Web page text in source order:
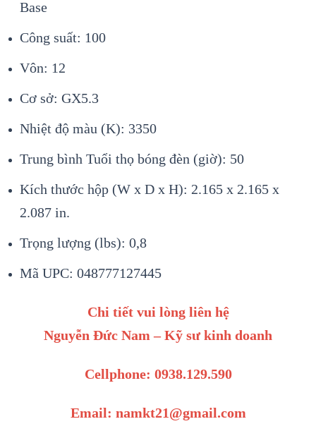
Base
Công suất: 100
Vôn: 12
Cơ sở: GX5.3
Nhiệt độ màu (K): 3350
Trung bình Tuổi thọ bóng đèn (giờ): 50
Kích thước hộp (W x D x H): 2.165 x 2.165 x
2.087 in.
Trọng lượng (lbs): 0,8
Mã UPC: 048777127445
Chi tiết vui lòng liên hệ
Nguyễn Đức Nam – Kỹ sư kinh doanh
Cellphone: 0938.129.590
Email: namkt21@gmail.com